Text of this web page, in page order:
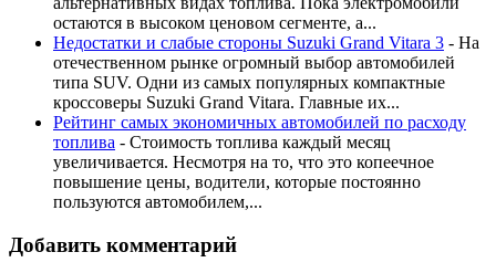
остаются в высоком ценовом сегменте, а...
Недостатки и слабые стороны Suzuki Grand Vitara 3 - На
отечественном рынке огромный выбор автомобилей
типа SUV. Одни из самых популярных компактные
кроссоверы Suzuki Grand Vitara. Главные их...
Рейтинг самых экономичных автомобилей по расходу
топлива - Стоимость топлива каждый месяц
увеличивается. Несмотря на то, что это копеечное
повышение цены, водители, которые постоянно
пользуются автомобилем,...
Добавить комментарий